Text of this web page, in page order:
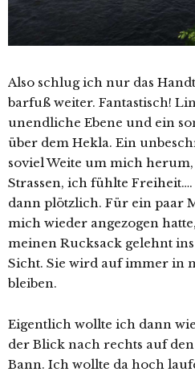
Also schlug ich nur das
barfuß weiter. Fantastisch!
unendliche Ebene und ein
über dem Hekla. Ein
soviel Weite um mich
Strassen, ich fühlte
dann plötzlich. Für ein paar
mich wieder angezogen
meinen Rucksack gelehnt
Sicht. Sie wird auf immer in
bleiben.
Eigentlich wollte ich dann
der Blick nach rechts auf
Bann. Ich wollte da hoch